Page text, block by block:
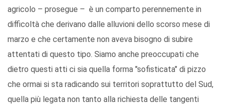
agricolo – prosegue – è un comparto perennemente in
difficoltà che derivano dalle alluvioni dello scorso mese di
marzo e che certamente non aveva bisogno di subire
attentati di questo tipo. Siamo anche preoccupati che
dietro questi atti ci sia quella forma "sofisticata" di pizzo
che ormai si sta radicando sui territori soprattutto del Sud,
quella più legata non tanto alla richiesta delle tangenti